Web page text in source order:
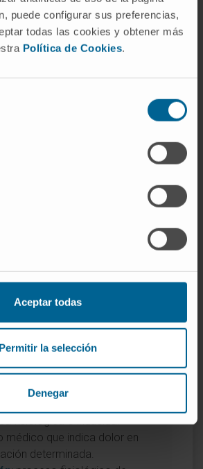
puede configurar sus preferencias,
todas las cookies y obtener más
Política de Cookies.
Aceptar todas
Permitir la selección
Denegar
(IASP).IASP Terminology.
Nacional de Medicina de EE.
Nacionales de la Salud (NIH).
del dolor
. NIH MedlinePlus
Nacional de Medicina de EE.
en el
en conceptos
fisiológica o inducida.
médico que indica dolor en
determinada.